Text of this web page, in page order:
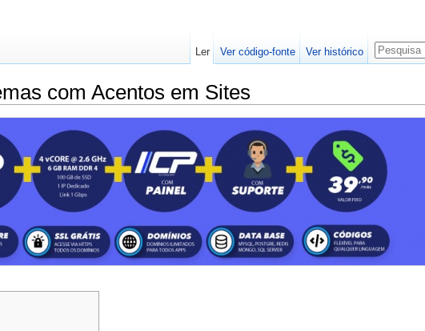
com Acentos em Sites
Ler Ver código-fonte Ver histórico